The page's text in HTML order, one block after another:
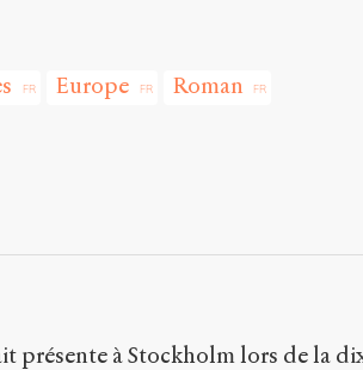
Europe Roman
présente à Stockholm lors de la